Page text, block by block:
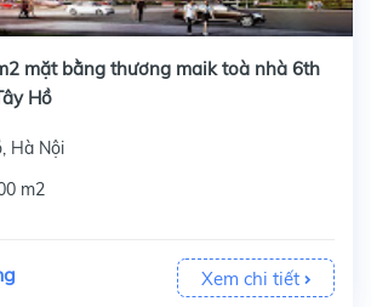
mặt bằng thương maik toà nhà 6th
Hồ
Hà Nội
m2
Xem chi tiết